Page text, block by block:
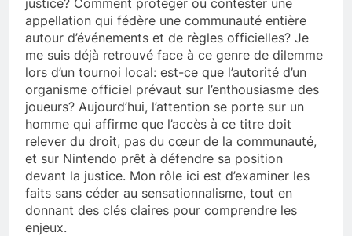
appellation qui fédère une communauté entière
autour d’événements et de règles officielles? Je
me suis déjà retrouvé face à ce genre de dilemme
lors d’un tournoi local: est-ce que l’autorité d’un
organisme officiel prévaut sur l’enthousiasme des
joueurs? Aujourd’hui, l’attention se porte sur un
homme qui affirme que l’accès à ce titre doit
relever du droit, pas du cœur de la communauté,
et sur Nintendo prêt à défendre sa position
devant la justice. Mon rôle ici est d’examiner les
faits sans céder au sensationnalisme, tout en
donnant des clés claires pour comprendre les
enjeux.